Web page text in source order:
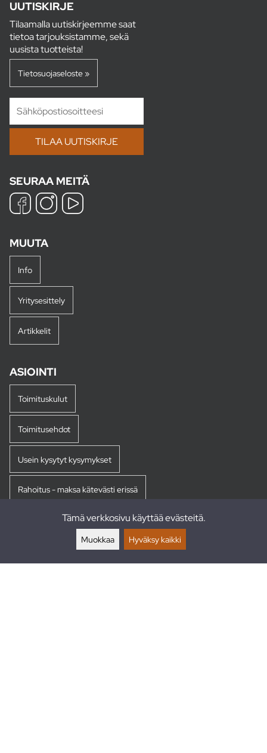
UUTISKIRJE
Tilaamalla uutiskirjeemme saat
tietoa tarjouksistamme, sekä
uusista tuotteista!
Tietosuojaseloste »
SEURAA MEITÄ
MUUTA
Info
Yritysesittely
Artikkelit
ASIOINTI
Toimituskulut
Toimitusehdot
Usein kysytyt kysymykset
Rahoitus - maksa kätevästi erissä
Tämä verkkosivu käyttää evästeitä.
Muokkaa Hyväksy kaikki